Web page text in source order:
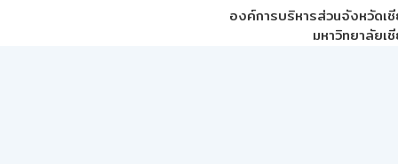
องค์การบริหารส่วนจังหวัดเ
มหาวิทยาลัยเ